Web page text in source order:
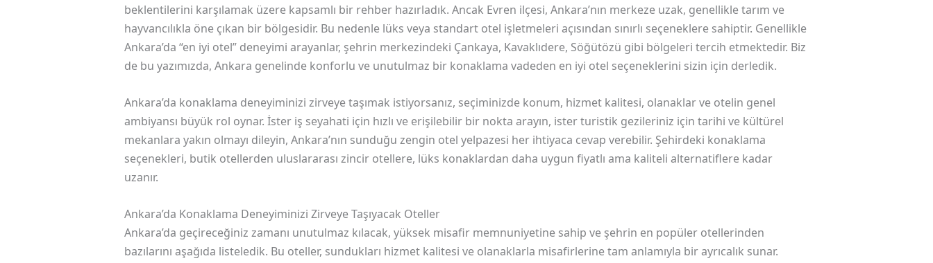
beklentilerini karşılamak üzere kapsamlı bir rehber hazırladık. Ancak Evren ilçesi, Ankara’nın merkeze uzak, genellikle tarım ve
hayvancılıkla öne çıkan bir bölgesidir. Bu nedenle lüks veya standart otel işletmeleri açısından sınırlı seçeneklere sahiptir. Genellikle
Ankara’da “en iyi otel” deneyimi arayanlar, şehrin merkezindeki Çankaya, Kavaklıdere, Söğütözü gibi bölgeleri tercih etmektedir. Biz
de bu yazımızda, Ankara genelinde konforlu ve unutulmaz bir konaklama vadeden en iyi otel seçeneklerini sizin için derledik.
Ankara’da konaklama deneyiminizi zirveye taşımak istiyorsanız, seçiminizde konum, hizmet kalitesi, olanaklar ve otelin genel
ambiyansı büyük rol oynar. İster iş seyahati için hızlı ve erişilebilir bir nokta arayın, ister turistik gezileriniz için tarihi ve kültürel
mekanlara yakın olmayı dileyin, Ankara’nın sunduğu zengin otel yelpazesi her ihtiyaca cevap verebilir. Şehirdeki konaklama
seçenekleri, butik otellerden uluslararası zincir otellere, lüks konaklardan daha uygun fiyatlı ama kaliteli alternatiflere kadar
uzanır.
Ankara’da Konaklama Deneyiminizi Zirveye Taşıyacak Oteller
Ankara’da geçireceğiniz zamanı unutulmaz kılacak, yüksek misafir memnuniyetine sahip ve şehrin en popüler otellerinden
bazılarını aşağıda listeledik. Bu oteller, sundukları hizmet kalitesi ve olanaklarla misafirlerine tam anlamıyla bir ayrıcalık sunar.